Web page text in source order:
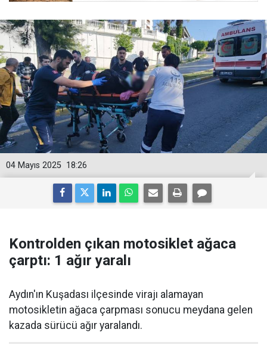
18:26
04 Mayıs 2025
Kontrolden çıkan motosiklet ağaca
çarptı: 1 ağır yaralı
Aydın'ın Kuşadası ilçesinde virajı alamayan
motosikletin ağaca çarpması sonucu meydana gelen
kazada sürücü ağır yaralandı.